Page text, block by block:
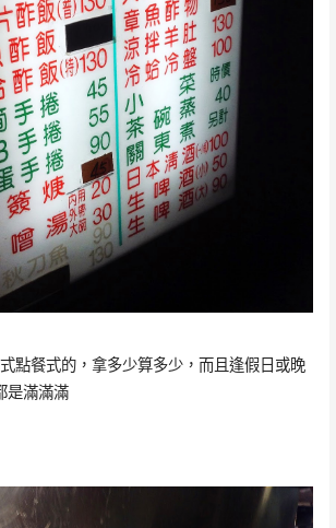
點餐式的，拿多少算多少，而且逢假日或晚
是滿滿滿